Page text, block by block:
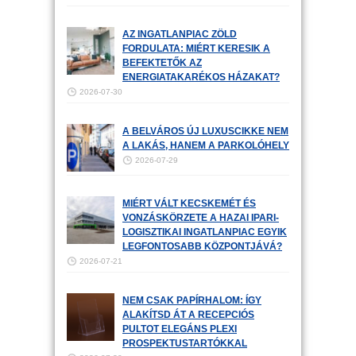
AZ INGATLANPIAC ZÖLD
FORDULATA: MIÉRT KERESIK A
BEFEKTETŐK AZ
ENERGIATAKARÉKOS HÁZAKAT?
2026-07-30
A BELVÁROS ÚJ LUXUSCIKKE NEM
A LAKÁS, HANEM A PARKOLÓHELY
2026-07-29
MIÉRT VÁLT KECSKEMÉT ÉS
VONZÁSKÖRZETE A HAZAI IPARI-
LOGISZTIKAI INGATLANPIAC EGYIK
LEGFONTOSABB KÖZPONTJÁVÁ?
2026-07-21
NEM CSAK PAPÍRHALOM: ÍGY
ALAKÍTSD ÁT A RECEPCIÓS
PULTOT ELEGÁNS PLEXI
PROSPEKTUSTARTÓKKAL